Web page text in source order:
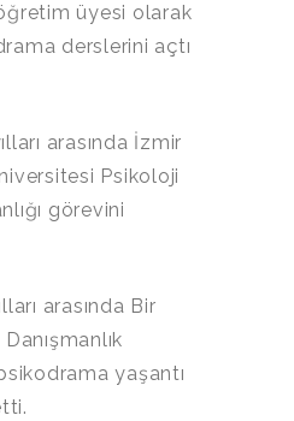
üyesi olarak
derslerini açtı
arasında İzmir
Psikoloji
görevini
arasında Bir
yaşantı